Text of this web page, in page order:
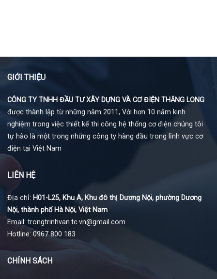
GIỚI THIỆU
CÔNG TY TNHH ĐẦU TƯ XÂY DỰNG VÀ CƠ ĐIỆN THĂNG LONG
được thành lập từ những năm 2011, Với hơn 10 năm kinh
nghiệm trong việc thiết kế thi công hệ thống cơ điện chúng tôi
tự hào là một trong những công ty hàng đầu trong lĩnh vực cơ
điện tại Việt Nam
LIÊN HỆ
Địa chỉ: H01-L25, Khu A, Khu đô thị Dương Nội, phường Dương
Nội, thành phố Hà Nội, Việt Nam
Email: trongtrinhvan.tc.vn@gmail.com
Hotline: 0967 800 183
CHÍNH SÁCH